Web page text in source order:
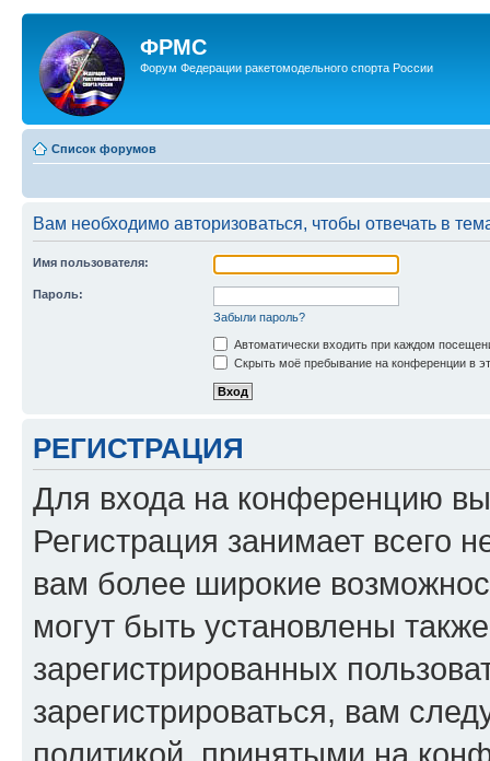
ФРМС
Форум Федерации ракетомодельного спорта России
Список форумов
Вам необходимо авторизоваться, чтобы отвечать в
Имя пользователя:
Пароль:
Забыли пароль?
Автоматически входить при каждом
Скрыть моё пребывание на конференции в
РЕГИСТРАЦИЯ
Для входа на конференцию
Регистрация занимает всего
вам более широкие
могут быть установлены
зарегистрированных
зарегистрироваться, вам
политикой, принятыми на